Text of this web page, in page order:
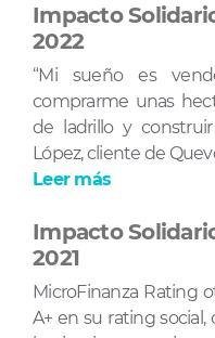
Impacto
2022
“Mi sueño es
comprarme unas
de ladrillo y
López, cliente de
Leer más
Impacto
2021
MicroFinanza Rating
A+ en su rating